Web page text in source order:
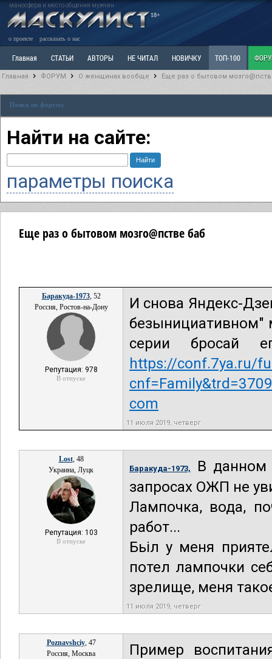
маносфера и место общения мужчин
18+
о проекте рассказать о нас
Главная СТАТЬИ АВТОРЫ НЕ ЧИТАЛ НОВИЧКУ ТОП-100
Ветка: Расстаюсь или Развожусь. САНЧАС Ветка: Наболевшее. Выскажись!
РАЗДЕЛ: Разное
Главная ФОРУМ О женщинах вообще Еще раз о бытовом
Поиск по форуму
Найти на сайте:
параметры поиска
Еще раз о бытовом мозго@пстве баб
Баракуда-1973, 52
Россия, Ростов-на-Дону
Репутация: 978
В отпуске
И снова Яндекс-
серии бросай
https://conf.7ya.ru/
com
11 июля 2019, четверг
Lost, 48
Украина, Луцк
Репутация: 103
В отпуске
Баракуда-1973,
В данном
запросах ОЖП не
Лампочка, вода,
работ...
Бьіл у меня
потел лампочки
зрелище, меня
11 июля 2019, четверг
Poznavshciy, 47
Россия, Москва
Пример